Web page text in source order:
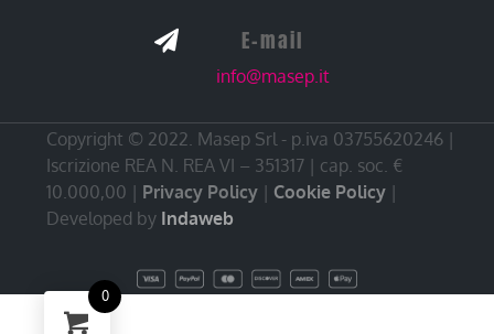
 E-mail
info@masep.it
Copyright © 2022. Masep Srl - p.iva 03755620246 |
Iscrizione REA N. REA VI – 351317 | cap. soc. €
10.000,00 | Privacy Policy | Cookie Policy |
Developed by Indaweb
0